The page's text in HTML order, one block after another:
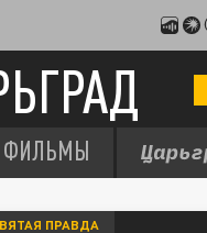
ФИЛЬМЫ
ПРАВДА